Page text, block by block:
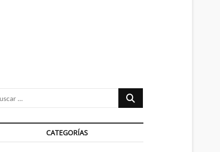
Buscar
CATEGORÍAS